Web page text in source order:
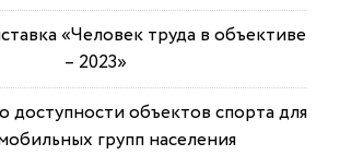
«Человек труда в объективе
– 2023»
объектов спорта для
групп населения